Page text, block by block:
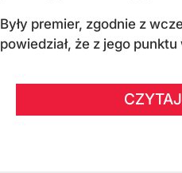
Były premier, zgodnie z
powiedział, że z jego